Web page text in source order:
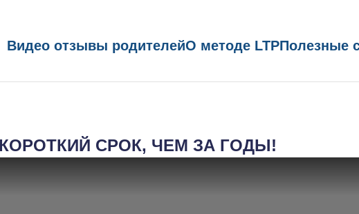
Видео отзывы родителейО методе LTPПолезные
СРОК, ЧЕМ ЗА ГОДЫ!